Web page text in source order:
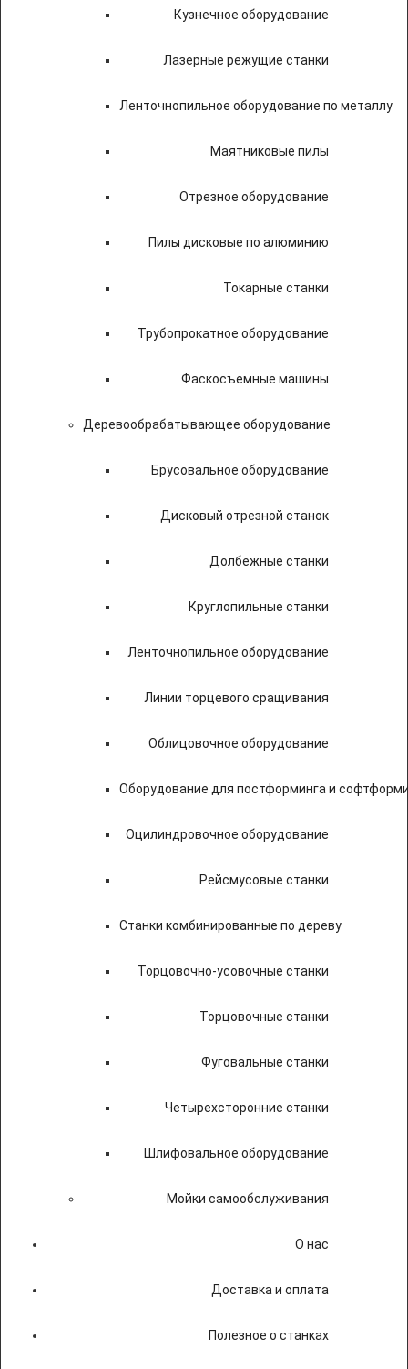
Кузнечное оборудование
Лазерные режущие станки
Ленточнопильное оборудование по металлу
Маятниковые пилы
Отрезное оборудование
Пилы дисковые по алюминию
Токарные станки
Трубопрокатное оборудование
Фаскосъемные машины
Деревообрабатывающее оборудование
Брусовальное оборудование
Дисковый отрезной станок
Долбежные станки
Круглопильные станки
Ленточнопильное оборудование
Линии торцевого сращивания
Облицовочное оборудование
Оборудование для постформинга и
Оцилиндровочное оборудование
Рейсмусовые станки
Станки комбинированные по дереву
Торцовочно-усовочные станки
Торцовочные станки
Фуговальные станки
Четырехсторонние станки
Шлифовальное оборудование
Мойки самообслуживания
О нас
Доставка и оплата
Полезное о станках